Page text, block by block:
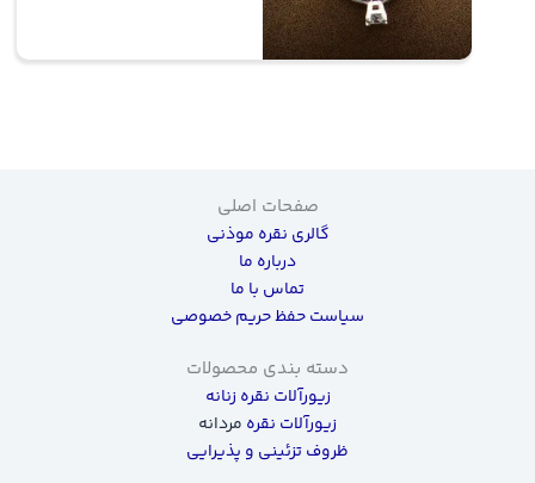
صفحات اصلی
گالری نقره موذنی
درباره ما
تماس با ما
سیاست حفظ حریم خصوصی
دسته بندی محصولات
زیورآلات نقره زنانه
زیورآلات نقره مردانه
ظروف تزئینی و پذیرایی